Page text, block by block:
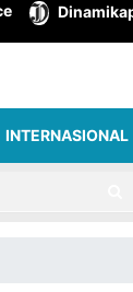
INTERNASIONAL